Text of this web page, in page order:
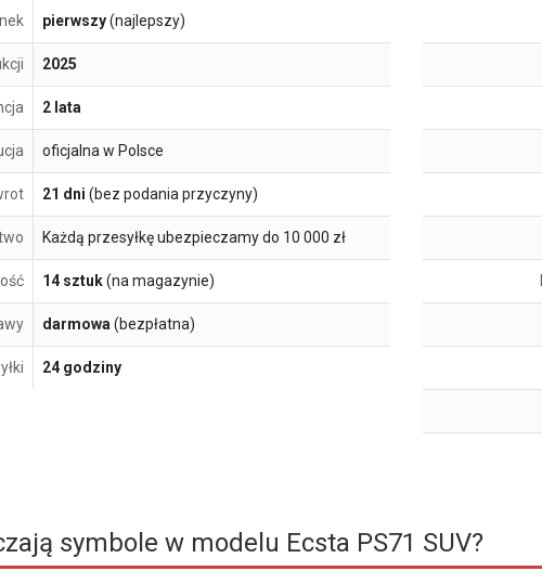
pierwszy(najlepszy)
2025
2 lata
oficjalna w Polsce
21 dni (bez podania przyczyny)
Każdą przesyłkę ubezpieczamy do 10 000 zł
14 sztuk(na magazynie)
darmowa(bezpłatna)
24 godziny
symbole w modelu Ecsta PS71 SUV?